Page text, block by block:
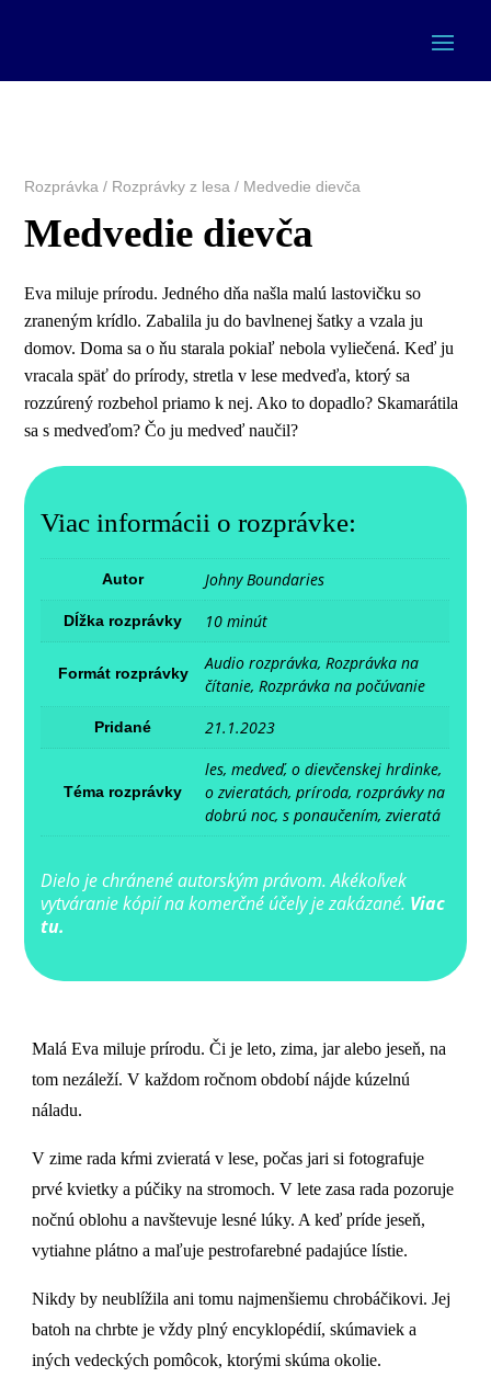
Rozprávka / Rozprávky z lesa / Medvedie dievča
Medvedie dievča
Eva miluje prírodu. Jedného dňa našla malú lastovičku so
zraneným krídlo. Zabalila ju do bavlnenej šatky a vzala ju
domov. Doma sa o ňu starala pokiaľ nebola vyliečená. Keď ju
vracala späť do prírody, stretla v lese medveďa, ktorý sa
rozzúrený rozbehol priamo k nej. Ako to dopadlo? Skamarátila
sa s medveďom? Čo ju medveď naučil?
Viac informácii o rozprávke:
Autor Johny Boundaries
Dĺžka rozprávky 10 minút
Formát rozprávky
Audio rozprávka, Rozprávka na
čítanie, Rozprávka na počúvanie
Pridané 21.1.2023
Téma rozprávky
les, medveď, o dievčenskej hrdinke,
o zvieratách, príroda, rozprávky na
dobrú noc, s ponaučením, zvieratá
Dielo je chránené autorským právom. Akékoľvek
vytváranie kópií na komerčné účely je zakázané. Viac
tu.
Malá Eva miluje prírodu. Či je leto, zima, jar alebo jeseň, na
tom nezáleží. V každom ročnom období nájde kúzelnú
náladu.
V zime rada kŕmi zvieratá v lese, počas jari si fotografuje
prvé kvietky a púčiky na stromoch. V lete zasa rada pozoruje
nočnú oblohu a navštevuje lesné lúky. A keď príde jeseň,
vytiahne plátno a maľuje pestrofarebné padajúce lístie.
Nikdy by neublížila ani tomu najmenšiemu chrobáčikovi. Jej
batoh na chrbte je vždy plný encyklopédií, skúmaviek a
iných vedeckých pomôcok, ktorými skúma okolie.